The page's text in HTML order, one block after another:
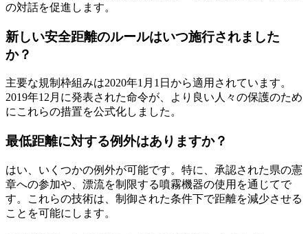
の対話を促進します。
新しい安全距離のルールはいつ施行されました
か？
主要な規制枠組みは2020年1月1日から適用されています。
2019年12月に発表された命令が、より良い人々の保護のため
にこれらの措置を公式化しました。
最低距離に対する例外はありますか？
はい、いくつかの例外が可能です。特に、承認された県の憲
章への参加や、漂流を制限する噴霧機器の使用を通じてで
す。これらの技術は、制御された条件下で距離を減少させる
ことを可能にします。